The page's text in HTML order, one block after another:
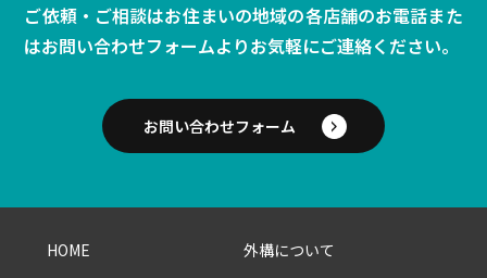
ご依頼・ご相談はお住まいの地域の各店舗のお電話また
はお問い合わせフォームよりお気軽にご連絡ください。
お問い合わせフォーム
HOME
外構について